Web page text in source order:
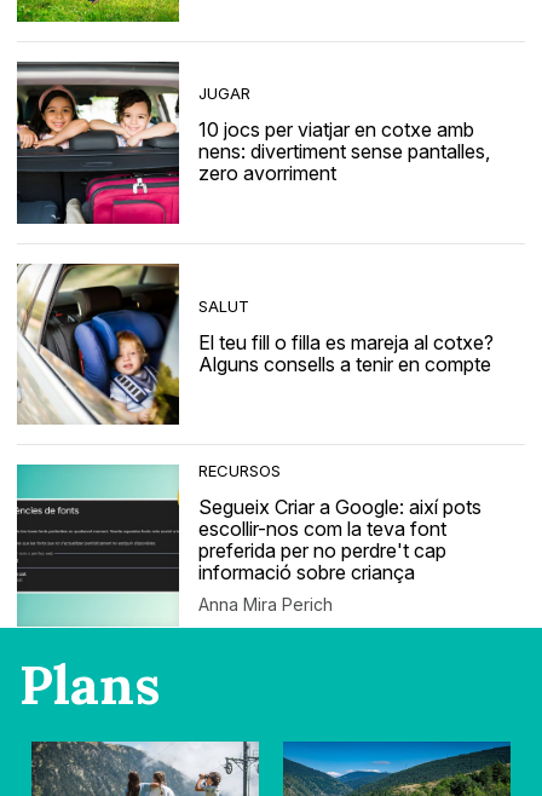
JUGAR
10 jocs per viatjar en cotxe amb
nens: divertiment sense pantalles,
zero avorriment
SALUT
El teu fill o filla es mareja al cotxe?
Alguns consells a tenir en compte
RECURSOS
Segueix Criar a Google: així pots
escollir-nos com la teva font
preferida per no perdre't cap
informació sobre criança
Anna Mira Perich
Plans